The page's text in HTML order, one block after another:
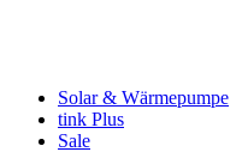
Solar & Wärmepumpe
tink Plus
Sale